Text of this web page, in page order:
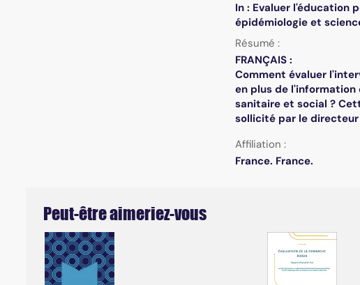
In : Evaluer l'éducation
épidémiologie et
Résumé :
FRANÇAIS :
Comment évaluer
en plus de
sanitaire et social ?
sollicité par le
Affiliation :
France. France.
Peut-être aimeriez-vous